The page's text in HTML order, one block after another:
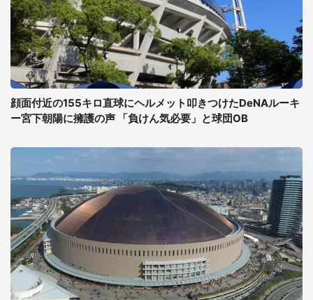
顔面付近の155キロ直球にヘルメット叩きつけたDeNAルーキ
ー宮下朝陽に擁護の声 「負けん気必要」と球団OB